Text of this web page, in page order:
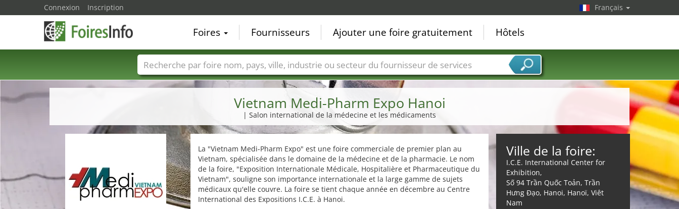
Vietnam Medi-Pharm Expo Hanoi
| Salon international de la médecine et les médicaments
La "Vietnam Medi-Pharm Expo" est une foire commerciale de premier plan au
Vietnam, spécialisée dans le domaine de la médecine et de la pharmacie. Le nom
de la foire, "Exposition Internationale Médicale, Hospitalière et Pharmaceutique du
Vietnam", souligne son importance internationale et la large gamme de sujets
médicaux qu'elle couvre. La foire se tient chaque année en décembre au Centre
International des Expositions I.C.E. à Hanoi.
Ville de la foire:
I.C.E. International Center for
Exhibition,
Số 94 Trần Quốc Toản, Trần
Hưng Đạo, Hanoi, Hanoï, Viêt
Nam
Connexion Inscription Français
Foires Fournisseurs Ajouter une foire gratuitement Hôtels
Foire noms Pays Villes Secteurs de foire Secteurs du fournisseur de services